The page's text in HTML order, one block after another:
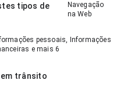
tipos de
Navegação
na Web
pessoais, Informações
e mais 6
trânsito